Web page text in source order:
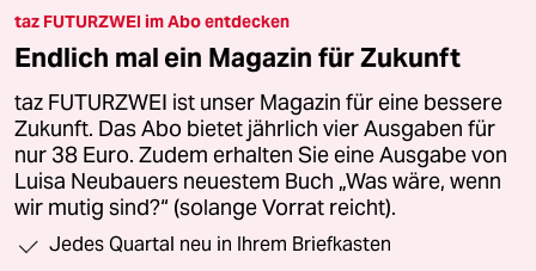
taz FUTURZWEI im Abo entdecken
Endlich mal ein Magazin für Zukunft
taz FUTURZWEI ist unser Magazin für eine bessere
Zukunft. Das Abo bietet jährlich vier Ausgaben für
nur 38 Euro. Zudem erhalten Sie eine Ausgabe von
Luisa Neubauers neuestem Buch „Was wäre, wenn
wir mutig sind?“ (solange Vorrat reicht).
Jedes Quartal neu in Ihrem Briefkasten